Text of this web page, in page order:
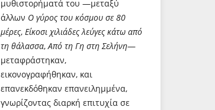
μυθιστορήματά του —μεταξύ
άλλων Ο γύρος του κόσμου σε 80
μέρες, Είκοσι χιλιάδες λεύγες κάτω από
τη θάλασσα, Από τη Γη στη Σελήνη—
μεταφράστηκαν,
εικονογραφήθηκαν, και
επανεκδόθηκαν επανειλημμένα,
γνωρίζοντας διαρκή επιτυχία σε